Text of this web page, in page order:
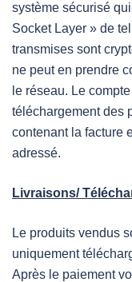
système sécurisé
Socket Layer » de
transmises sont
ne peut en prendre
le réseau. Le
téléchargement des
contenant la facture
adressé.
Livraisons/
Le produits vendus
uniquement
Après le paiement